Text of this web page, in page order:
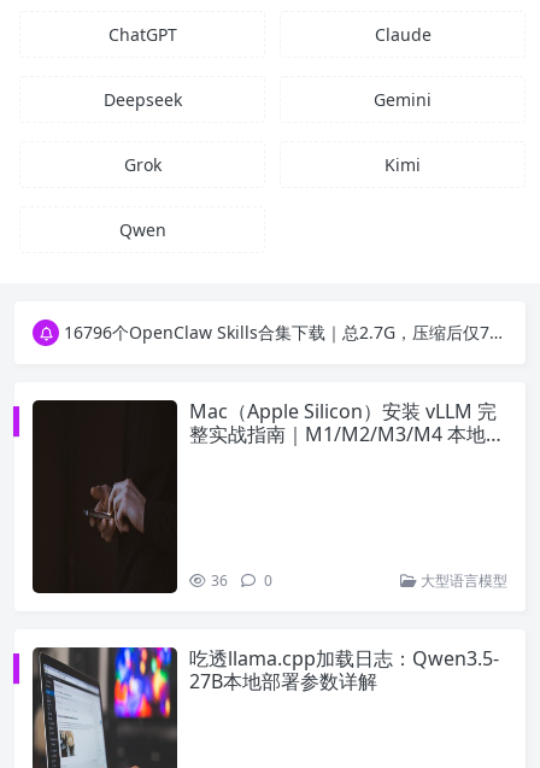
ChatGPT Claude
Deepseek Gemini
Grok Kimi
Qwen
16796个OpenClaw Skills合集下载｜总2.7G，压缩后仅738M，覆盖全场景技能
Mac（Apple Silicon）安装 vLLM 完
整实战指南｜M1/M2/M3/M4 本地部
36 0 大型语言模型
吃透llama.cpp加载日志：Qwen3.5-
27B本地部署参数详解